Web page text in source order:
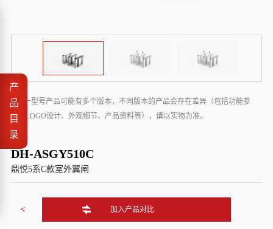
<
* 同一型号产品可能有多个版本，不同版本的产品会存在差异（包括功能参
数、LOGO设计、外观细节、产品资料等），请以实物为准。
DH-ASGY510C
鼎悦5系C款室外翼闸
加入产品对比
产
品
目
录